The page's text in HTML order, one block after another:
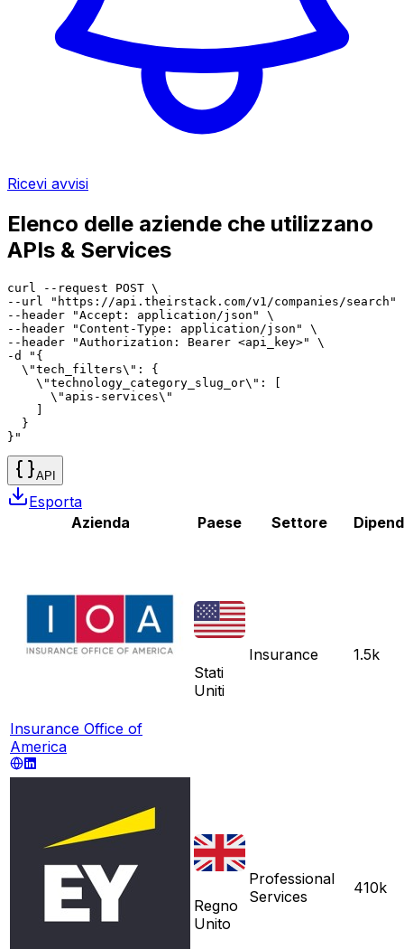
Ricevi avvisi
Elenco delle aziende che utilizzano
APIs & Services
curl --request POST \
--url "https://api.theirstack.com/v1/companies/search"
--header "Accept: application/json" \
--header "Content-Type: application/json" \
--header "Authorization: Bearer <api_key>" \
-d "{
  \"tech_filters\": {
    \"technology_category_slug_or\": [
      \"apis-services\"
    ]
  }
}"
API
Esporta
Azienda
Paese Settore
Insurance Office of
America
Stati
Uniti
Insurance 1.5k
Regno
Unito
Professional
Services
410k